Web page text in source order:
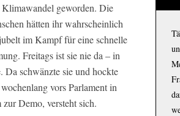
Klimawandel geworden. Die
hätten ihr wahrscheinlich
im Kampf für eine schnelle
Freitags ist sie nie da – in
Da schwänzte sie und hockte
vors Parlament in
Demo, versteht sich.